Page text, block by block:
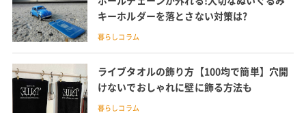
キーホルダーを落とさない対策は?
暮らしコラム
ライブタオルの飾り方【100均で簡単】穴開
けないでおしゃれに壁に飾る方法も
暮らしコラム